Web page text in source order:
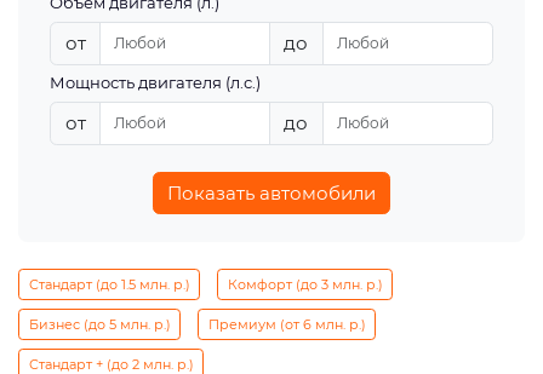
от до
Мощность двигателя (л.с.)
от до
Показать автомобили
Стандарт (до 1.5 млн. р.) Комфорт (до 3 млн. р.)
Бизнес (до 5 млн. р.) Премиум (от 6 млн. р.)
Стандарт + (до 2 млн. р.)